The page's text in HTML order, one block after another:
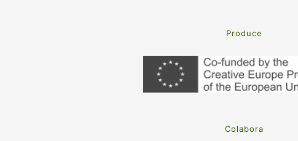
Produce
Colabora